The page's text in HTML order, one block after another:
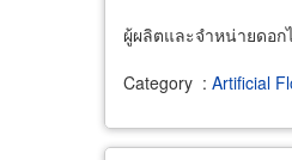
ผู้ผลิตและจำหน่ายดอ
Category : Artificial